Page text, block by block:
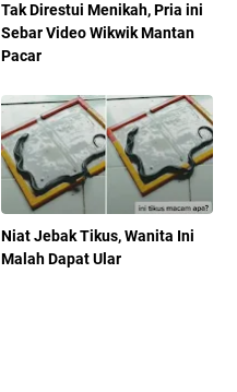
Tak Direstui Menikah, Pria ini
Sebar Video Wikwik Mantan
Pacar
Niat Jebak Tikus, Wanita Ini
Malah Dapat Ular